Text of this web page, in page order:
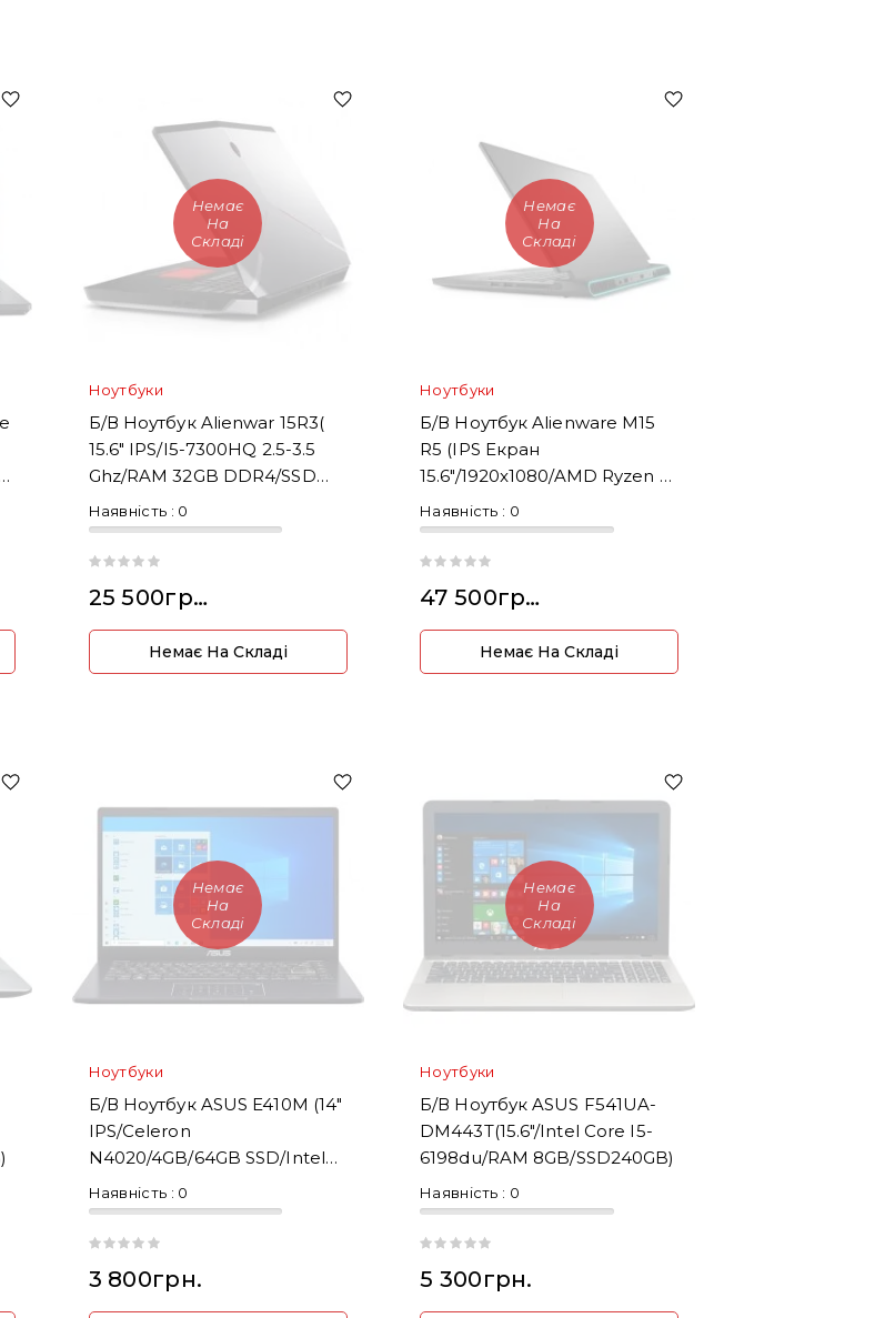
Немає
На
Складі
Ноутбуки
Б/В Ноутбук Alienwar 15R3(
15.6" IPS/i5-7300HQ 2.5-3.5
Ghz/RAM 32GB DDR4/SSD
HDD 1500GB)
Наявність : 0
25 500грн.
Немає На Складі
Немає
На
Складі
Ноутбуки
Б/В Ноутбук Alienware M15
R5 (IPS Екран
15.6"/1920x1080/AMD Ryzen 7
5800H 3.2-4.5 Ghz/64GB
DDR4/SSD 512 Та HDD 1TB)
Наявність : 0
47 500грн.
Немає На Складі
Немає
На
Складі
Ноутбуки
Б/В Ноутбук ASUS E410M (14"
IPS/Celeron
N4020/4GB/64GB SSD/Intel
UHD 600)
Наявність : 0
3 800грн.
Немає
На
Складі
Ноутбуки
Б/В Ноутбук ASUS F541UA-
DM443T(15.6"/Intel Core І5-
6198du/RAM 8GB/SSD240GB)
Наявність : 0
5 300грн.